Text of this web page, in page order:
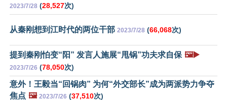
2023/7/28 (28,527次)
从秦刚想到江时代的两位干部 2023/7/28 (66,068次)
提到秦刚怕变“阳” 发言人施展“甩锅”功夫求自保 🖼️▶️
2023/7/26 (78,050次)
意外！王毅当“回锅肉” 为何“外交部长”成为两派势力争夺
焦点 🖼️ 2023/7/26 (37,510次)